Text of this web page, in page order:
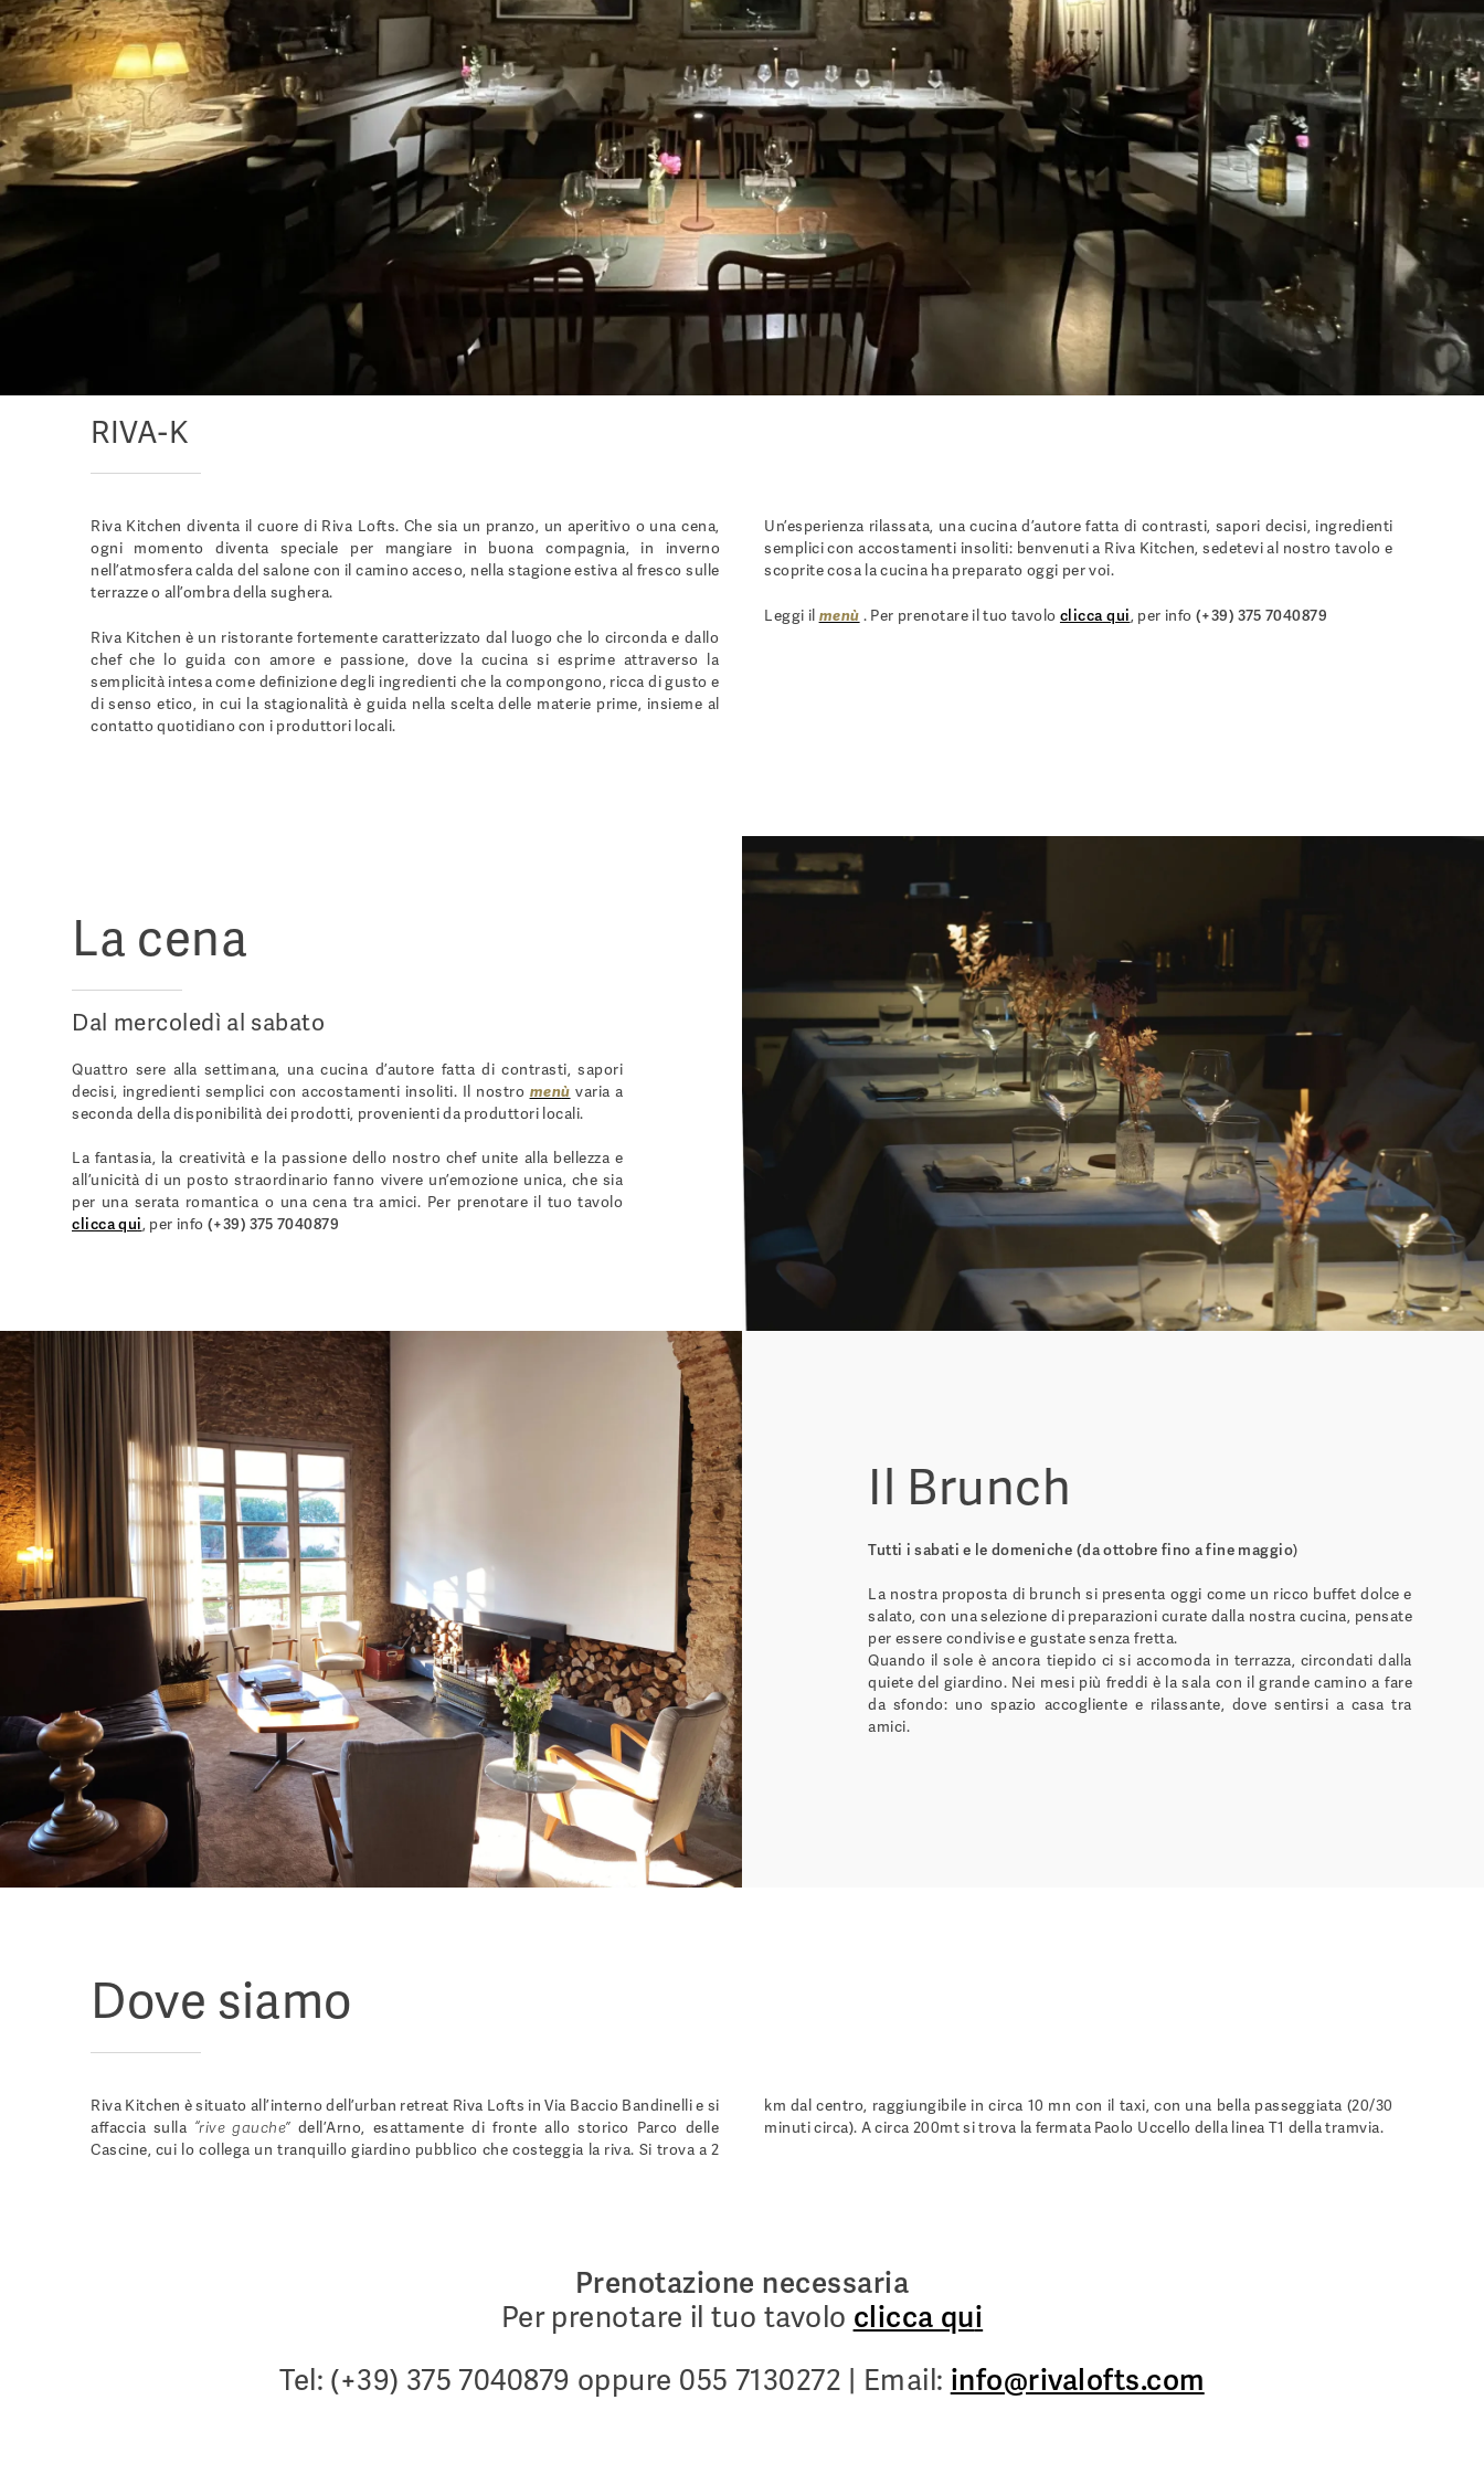
RIVA-K
Riva Kitchen diventa il cuore di Riva Lofts. Che sia un pranzo, un aperitivo o una cena,
ogni momento diventa speciale per mangiare in buona compagnia, in inverno
nell’atmosfera calda del salone con il camino acceso, nella stagione estiva al fresco sulle
terrazze o all’ombra della sughera.
Riva Kitchen è un ristorante fortemente caratterizzato dal luogo che lo circonda e dallo
chef che lo guida con amore e passione, dove la cucina si esprime attraverso la
semplicità intesa come definizione degli ingredienti che la compongono, ricca di gusto e
di senso etico, in cui la stagionalità è guida nella scelta delle materie prime, insieme al
contatto quotidiano con i produttori locali.
Un’esperienza rilassata, una cucina d’autore fatta di contrasti, sapori decisi, ingredienti
semplici con accostamenti insoliti: benvenuti a Riva Kitchen, sedetevi al nostro tavolo e
scoprite cosa la cucina ha preparato oggi per voi.
Leggi il menù . Per prenotare il tuo tavolo cliccaqui, per info (+39) 375 7040879
La cena
Dal mercoledì al sabato
Quattro sere alla settimana, una cucina d’autore fatta di contrasti, sapori
decisi, ingredienti semplici con accostamenti insoliti. Il nostro menù varia a
seconda della disponibilità dei prodotti, provenienti da produttori locali.
La fantasia, la creatività e la passione dello nostro chef unite alla bellezza e
all’unicità di un posto straordinario fanno vivere un’emozione unica, che sia
per una serata romantica o una cena tra amici. Per prenotare il tuo tavolo
clicca qui, per info (+39) 375 7040879
Il Brunch
Tutti i sabati e le domeniche (da ottobre fino a fine maggio)
La nostra proposta di brunch si presenta oggi come un ricco buffet dolce e
salato, con una selezione di preparazioni curate dalla nostra cucina, pensate
per essere condivise e gustate senza fretta.
Quando il sole è ancora tiepido ci si accomoda in terrazza, circondati dalla
quiete del giardino. Nei mesi più freddi è la sala con il grande camino a fare
da sfondo: uno spazio accogliente e rilassante, dove sentirsi a casa tra
amici.
Dove siamo
Riva Kitchen è situato all’interno dell’urban retreat Riva Lofts in Via Baccio Bandinelli e si
affaccia sulla “rive gauche”dell’Arno, esattamente di fronte allo storico Parco delle
Cascine, cui lo collega un tranquillo giardino pubblico che costeggia la riva. Si trova a 2
km dal centro, raggiungibile in circa 10 mn con il taxi, con una bella passeggiata (20/30
minuti circa). A circa 200mt si trova la fermata Paolo Uccello della linea T1 della tramvia.
Prenotazione necessaria
Per prenotare il tuo tavolo clicca qui
Tel: (+39) 375 7040879 oppure 055 7130272 | Email: info@rivalofts.com